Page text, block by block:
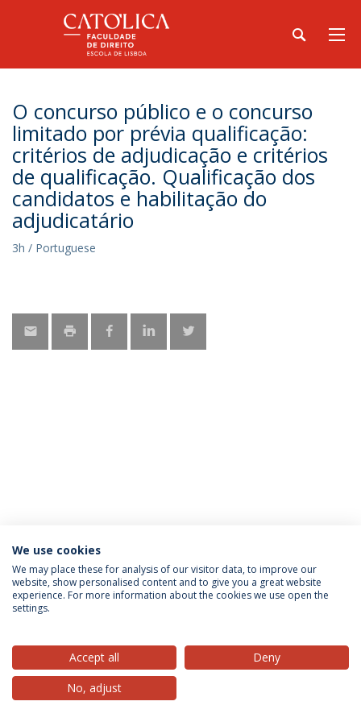
O concurso público e o concurso
limitado por prévia qualificação:
critérios de adjudicação e critérios
de qualificação. Qualificação dos
candidatos e habilitação do
adjudicatário
3h / Portuguese
Privacy Policy Terms & Conditions Rights of Data Subjects
© 2026 Universidade Católica Portuguesa
We use cookies
We may place these for analysis of our visitor data, to improve our
website, show personalised content and to give you a great website
experience. For more information about the cookies we use open the
settings.
Accept all
Deny
No, adjust